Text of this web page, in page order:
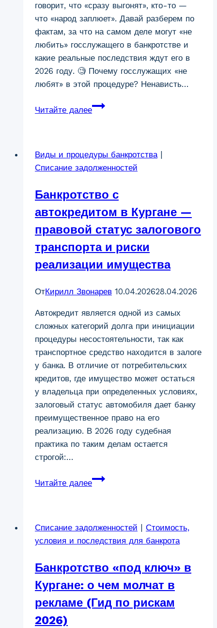
говорит, что «сразу выгонят», кто-то —
что «народ заплюет». Давай разберем по
фактам, за что на самом деле могут «не
любить» госслужащего в банкротстве и
какие реальные последствия ждут его в
2026 году. 🧐 Почему госслужащих «не
любят» в этой процедуре? Ненависть…
Читайте далееБанкротство
страхи,
мифы
реальность
2026
Виды и процедуры банкротства|
Списание задолженностей
Банкротство с
автокредитом в Кургане —
правовой статус залогового
транспорта и риски
реализации имущества
ОтКирилл Звонарев 10.04.202628.04.2026
Автокредит является одной из самых
сложных категорий долга при инициации
процедуры несостоятельности, так как
транспортное средство находится в залоге
у банка. В отличие от потребительских
кредитов, где имущество может остаться
у владельца при определенных условиях,
залоговый статус автомобиля дает банку
преимущественное право на его
реализацию. В 2026 году судебная
практика по таким делам остается
строгой:…
Читайте далееБанкротство
Кургане
—
статус
залогового
транспорта
и
Списание задолженностей
Стоимость,
условия и последствия для банкрота
Банкротство «под ключ» в
Кургане: о чем молчат в
рекламе (Гид по рискам
2026)